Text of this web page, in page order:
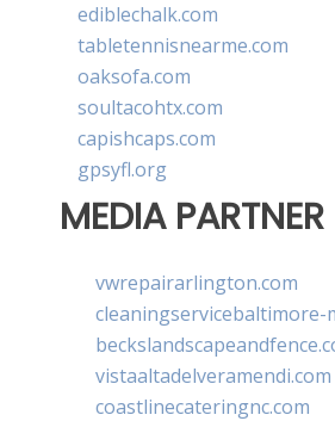
ediblechalk.com
tabletennisnearme.com
oaksofa.com
soultacohtx.com
capishcaps.com
gpsyfl.org
MEDIA PARTNER
vwrepairarlington.com
cleaningservicebaltimore-
vistaaltadelveramendi.com
coastlinecateringnc.com